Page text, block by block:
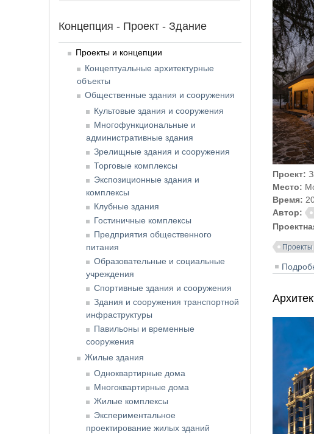
Проект:
Место:
Время:
Автор:
Концепция - Проект - Здание
Проекты и концепции
Концептуальные архитектурные
объекты
Общественные здания и сооружения
Культовые здания и сооружения
Многофункциональные и
административные здания
Зрелищные здания и сооружения
Торговые комплексы
Экспозиционные здания и
комплексы
Клубные здания
Гостиничные комплексы
Предприятия общественного
питания
Образовательные и социальные
учреждения
Спортивные здания и сооружения
Здания и сооружения транспортной
инфраструктуры
Павильоны и временные
сооружения
Жилые здания
Одноквартирные дома
Многоквартирные дома
Жилые комплексы
Экспериментальное
проектирование жилых зданий